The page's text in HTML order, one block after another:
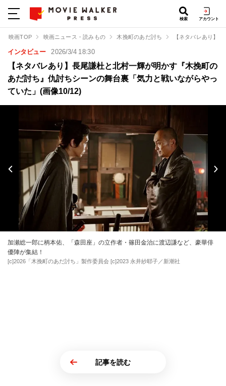
検索 アカウント
映画TOP 映画ニュース・読みもの 木挽町のあだ討ち 【ネタバレあり】
インタビュー 2026/3/4 18:30
【ネタバレあり】長尾謙杜と北村一輝が明かす『木挽町の
あだ討ち』仇討ちシーンの舞台裏「気力と戦いながらやっ
ていた」(画像10/12)
加瀬総一郎に柄本佑、「森田座」の立作者・篠田金治に渡辺謙など、豪華俳
優陣が集結！
[c]2026「木挽町のあだ討ち」製作委員会 [c]2023 永井紗耶子／新潮社
記事を読む